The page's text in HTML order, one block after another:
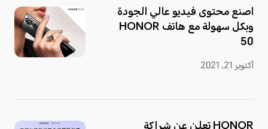
أكتوبر 21, 2021
اصنع محتوى فيديو عالي الجودة
وبكل سهولة مع هاتف HONOR
50